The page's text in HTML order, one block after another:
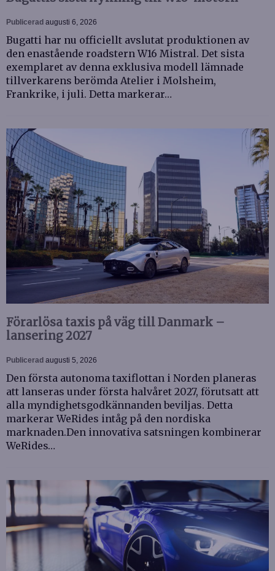
Publicerad augusti 6, 2026
Bugatti har nu officiellt avslutat produktionen av
den enastående roadstern W16 Mistral. Det sista
exemplaret av denna exklusiva modell lämnade
tillverkarens berömda Atelier i Molsheim,
Frankrike, i juli. Detta markerar…
Förarlösa taxis på väg till Danmark –
lansering 2027
Publicerad augusti 5, 2026
Den första autonoma taxiflottan i Norden planeras
att lanseras under första halvåret 2027, förutsatt att
alla myndighetsgodkännanden beviljas. Detta
markerar WeRides intåg på den nordiska
marknaden.Den innovativa satsningen kombinerar
WeRides…